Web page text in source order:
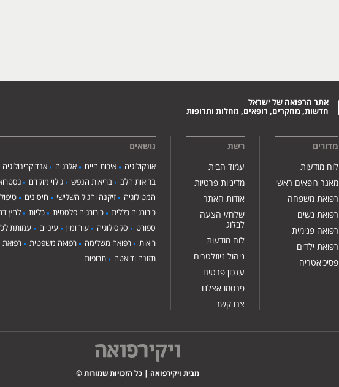
אתר הרפואה של ישראל
חדשות, מחקרים, רופאים, מחלות ותרופות
מדורים
לוח מודעות
מאגר רופאים ראשי
רפואת משפחה
רפואת נשים
רפואה פנימית
רפואת ילדים
פסיכיאטריה
רשת
עמוד הבית
מדיניות פרטיות
אודות האתר
שלח/י הצעה
לבלוג
לוח מודעות
ניהול ניוזלטרים
עדכון פרטים
פרסמו אצלנו
צרו קשר
נושאים
אונקולוגיה איכות חיים אלרגיה אנדוקרינולוגיה
בריאות הלב
בריאות הנפש גילוי מוקדם
המטולוגיה
זיקנה והגיל השלישי חיסונים
כירורגיה כללית
כירורגיה פלסטית כליות לחץ
ספורט
סקסולוגיה עור ומין עיניים עמותת
ריאות
רפואה משלימה רפואה משפטית רפואת
תזונה ודיאטה
תרופות
מבית ויקירפואה | כל הזכויות שמורות ©